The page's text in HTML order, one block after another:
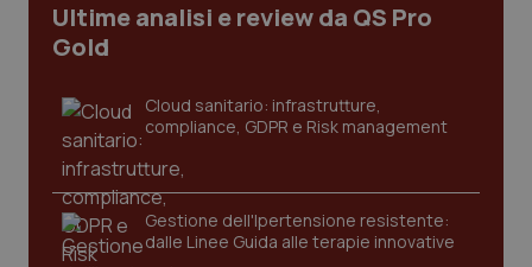
Ultime analisi e review da QS Pro
Gold
Cloud sanitario: infrastrutture,
compliance, GDPR e Risk management
Gestione dell'Ipertensione resistente:
dalle Linee Guida alle terapie innovative
sito web abilitandone funzionalità di base quali la
navigazione sulle pagine e l'accesso alle aree
protette del sito. Il sito web non è in grado di
Nome
Fornitore/
VISITOR_PRIVACY_METADATA